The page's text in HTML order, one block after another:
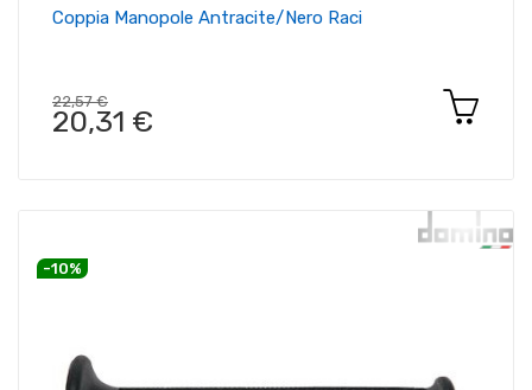
Coppia Manopole Antracite/nero Raci
22,57 €
20,31 €
-10%